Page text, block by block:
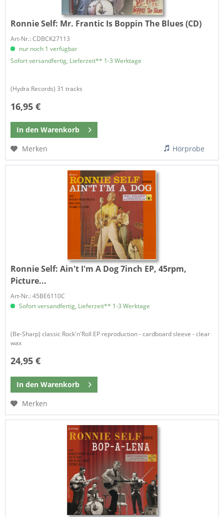
Ronnie Self: Mr. Frantic Is Boppin The Blues (CD)
Art-Nr.: CDBCK27113
nur noch 1 verfügbar
Sofort versandfertig, Lieferzeit** 1-3 Werktage
(Hydra Records) 31 tracks
16,95 €
In den Warenkorb
Merken
Hörprobe
Ronnie Self: Ain't I'm A Dog 7inch EP, 45rpm,
Picture...
Art-Nr.: 45BE6110C
Sofort versandfertig, Lieferzeit** 1-3 Werktage
(Be-Sharp) classic Rock'n'Roll EP reproduction - cardboard sleeve - clear
wax
24,95 €
In den Warenkorb
Merken